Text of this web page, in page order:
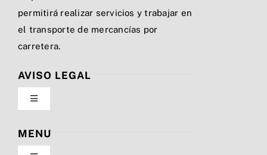
permitirá realizar servicios y trabajar en
el transporte de mercancías por
carretera.
AVISO LEGAL
Toggle
Navigation
Política de privacidad
MENU